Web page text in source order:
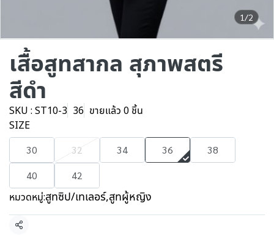
1/2
เสื้อสูทสากล สุภาพสตรี
สีดำ
SKU : ST10-3 36 ขายแล้ว 0 ชิ้น
SIZE
30 32 34 36
38
40
42
หมวดหมู่:สูทซิป/เทเลอร์,สูทผู้หญิง
แชร์